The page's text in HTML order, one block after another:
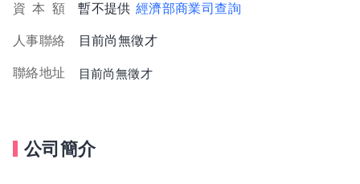
資 本 額 暫不提供 經濟部商業司查詢
人事聯絡 目前尚無徵才
聯絡地址 目前尚無徵才
公司簡介